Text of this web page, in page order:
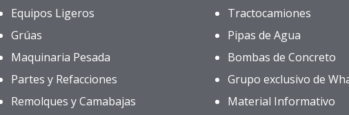
Equipos Ligeros
Grúas
Maquinaria Pesada
Partes y Refacciones
Remolques y Camabajas
Tractocamiones
Pipas de Agua
Bombas de Concreto
Grupo exclusivo de
Material Informativo